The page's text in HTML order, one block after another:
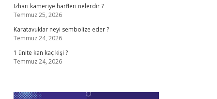
Izharı kameriye harfleri nelerdir ?
Temmuz 25, 2026
Karatavuklar neyi sembolize eder ?
Temmuz 24, 2026
1 ünite kan kaç kişi ?
Temmuz 24, 2026